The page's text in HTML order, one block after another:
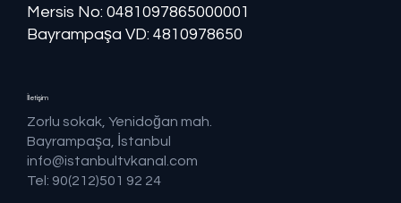
Mersis No: ​​0481097865000001
Bayrampaşa VD: 4810978650
İletişim
Zorlu sokak, Yenidoğan mah.
Bayrampaşa, İstanbul
info@istanbultvkanal.com
Tel: 90(212)501 92 24